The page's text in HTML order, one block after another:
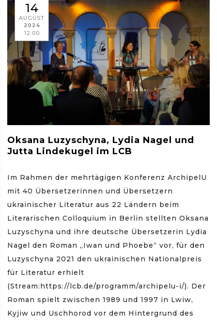
14
AUGUST
2024
12:00
Oksana Luzyschyna, Lydia Nagel und
Jutta Lindekugel im LCB
Im Rahmen der mehrtägigen Konferenz ArchipelU
mit 40 Übersetzerinnen und Übersetzern
ukrainischer Literatur aus 22 Ländern beim
Literarischen Colloquium in Berlin stellten Oksana
Luzyschyna und ihre deutsche Übersetzerin Lydia
Nagel den Roman „Iwan und Phoebe“ vor, für den
Luzyschyna 2021 den ukrainischen Nationalpreis
für Literatur erhielt
(Stream:https://lcb.de/programm/archipelu-i/). Der
Roman spielt zwischen 1989 und 1997 in Lwiw,
Kyjiw und Uschhorod vor dem Hintergrund des